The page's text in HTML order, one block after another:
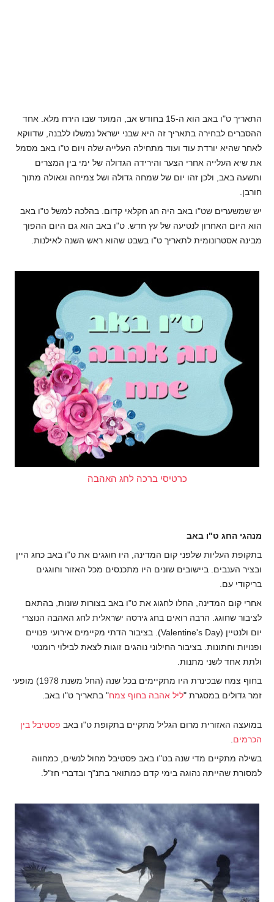
התאריך ט"ו באב הוא ה-15 בחודש אב, המועד שבו הירח מלא. אחד
ההסברים לבחירה בתאריך זה היא שבני ישראל נמשלו ללבנה, שדווקא
לאחר שהיא יורדת עוד ועוד מתחילה העלייה שלה ויום ט"ו באב מסמל
את שיא העלייה אחרי הצער והירידה הגדולה של ימי בין המצרים
ותשעה באב, ולכן זהו יום של שמחה גדולה ושל צמיחה וגאולה מתוך
חורבן.
יש שמשערים שט"ו באב היה חג חקלאי קדום. בהלכה למשל ט"ו באב
הוא היום האחרון לנטיעה של עץ חדש. ט"ו באב הוא גם היום ההפוך
מבינה אסטרונומית לתאריך ט"ו בשבט שהוא ראש השנה לאילנות.
כרטיסי ברכה לחג האהבה
מנהגי החג ט"ו באב
בתקופת העליות שלפני קום המדינה, היו חוגגים את ט"ו באב כחג היין
ובציר הענבים. ביישובים שונים היו מתכנסים מכל האזור וחוגגים
בריקודי עם.
אחרי קום המדינה, החלו לחגוג את ט"ו באב בצורות שונות, בהתאם
לציבור שחוגג. הרבה רואים בחג גירסה ישראלית לחג האהבה הנוצרי
יום ולנטיין (Valentine's Day). בציבור הדתי מקיימים אירועי פנויים
ופנויות וחתונות. בציבור החילוני נוהגים זוגות לצאת לבילוי רומנטי
ולתת אחד לשני מתנות.
בחוף צמח שבכינרת היו מתקיימים בכל שנה (החל משנת 1978) מופעי
זמר גדולים במסגרת "ליל אהבה בחוף צמח" בתאריך ט"ו באב.
במועצה האזורית מרום הגליל מתקיים בתקופת ט"ו באב פסטיבל בין
הכרמים
בשילה מתקיים מדי שנה בט"ו באב פסטיבל מחול לנשים, כמחווה
למסורת שהייתה נהוגה בימי קדם כמתואר בתנ"ך ובדברי חז"ל.